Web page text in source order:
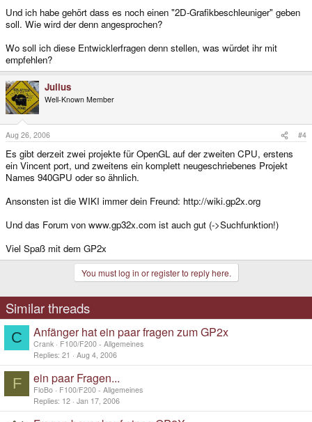
Und ich habe gehört dass es noch einen "2D-Grafikbeschleuniger" geben
soll. Wie wird der denn angesprochen?
Wo soll ich diese Entwicklerfragen denn stellen, was würdet ihr mit
empfehlen?
Julius
Well-Known Member
Aug 26, 2006 #4
Es gibt derzeit zwei projekte für OpenGL auf der zweiten CPU, erstens
ein Vincent port, und zweitens ein komplett neugeschriebenes Projekt
Names 940GPU oder so ähnlich.
Ansonsten ist die WIKI immer dein Freund: http://wiki.gp2x.org
Und das Forum von www.gp32x.com ist auch gut (->Suchfunktion!)
Viel Spaß mit dem GP2x
You must log in or register to reply here.
Similar threads
C Anfänger hat ein paar fragen zum GP2x
Crank
F100/F200 - Allgemeines
Replies 21 Aug 4, 2006
F ein paar Fragen...
FloBo
F100/F200 - Allgemeines
Replies 12 Jan 17, 2006